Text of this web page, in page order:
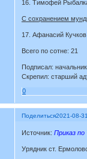
16. Тимофей
С сохранением
17. Афанасий Кучков
Всего по сотне: 21
Подписал:
Скрепил: старший
0
Поделиться2021-08-
Источник: Приказ
Урядник ст.